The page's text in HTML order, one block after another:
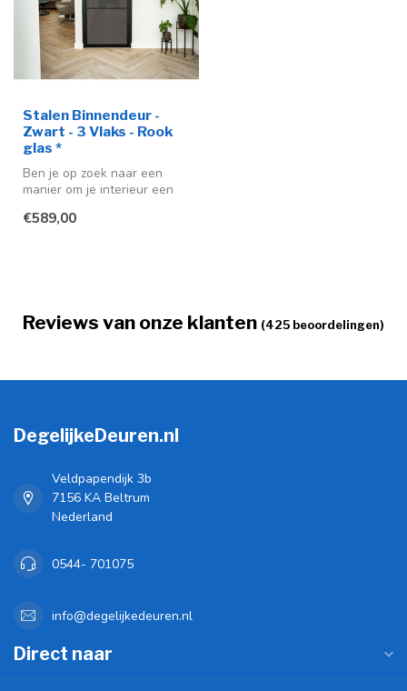
Stalen Binnendeur -
Zwart - 3 Vlaks - Rook
glas *
Ben je op zoek naar een
manier om je interieur een
uitstra...
€589,00
Reviews van onze klanten (425 beoordelingen)
DegelijkeDeuren.nl
Veldpapendijk 3b
7156 KA Beltrum
Nederland
0544- 701075
info@degelijkedeuren.nl
Direct naar